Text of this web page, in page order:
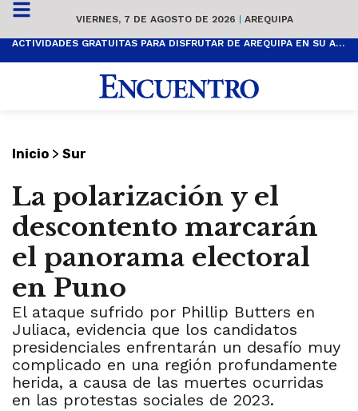
VIERNES, 7 DE AGOSTO DE 2026 | AREQUIPA
ACTIVIDADES GRATUITAS PARA DISFRUTAR DE AREQUIPA EN SU ANIVERSARIO
Inicio > Sur
La polarización y el
descontento marcarán
el panorama electoral
en Puno
El ataque sufrido por Phillip Butters en
Juliaca, evidencia que los candidatos
presidenciales enfrentarán un desafío muy
complicado en una región profundamente
herida, a causa de las muertes ocurridas
en las protestas sociales de 2023.